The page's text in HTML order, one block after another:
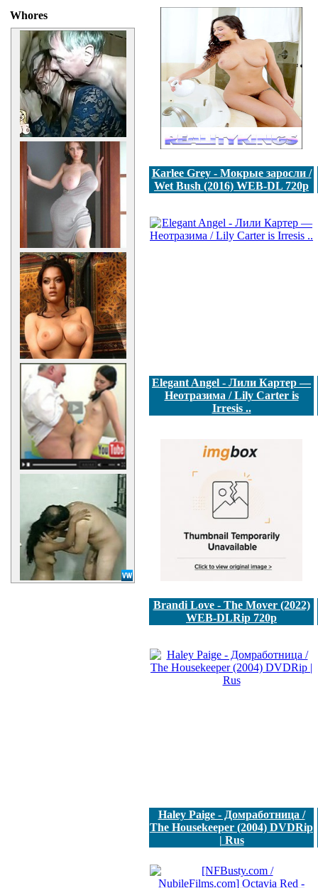
Whores
Karlee Grey - Мокрые заросли /
Wet Bush (2016) WEB-DL 720p
Elegant Angel - Лили Картер —
Неотразима / Lily Carter is
Irresis ..
Brandi Love - The Mover (2022)
WEB-DLRip 720p
Haley Paige - Домработница /
The Housekeeper (2004) DVDRip
| Rus